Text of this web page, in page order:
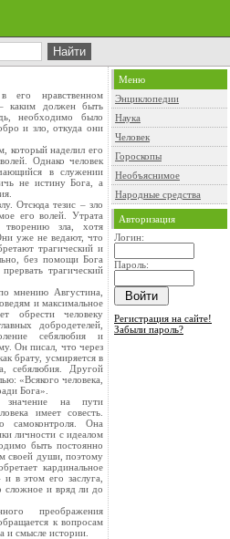
в его нравственном
каким должен быть
необходимо было
и зло, откуда они
который наделил его
Однако человек
в служении
не истину Бога, а
Отсюда тезис – зло
его волей. Утрата
зла, хотя
уже не ведают, что
трагический и
без помощи Бога
трагический
мнению Августина,
и максимальное
обрести человеку
добродетелей,
себялюбия и
Он писал, что через
брату, усмиряется в
себялюбия. Другой
«Всякого человека,
Бога».
на пути
имеет совесть.
самоконтроля. Она
личности с идеалом
быть постоянно
своей души, поэтому
кардинальное
в этом его заслуга,
сложное и вряд ли до
преображения
к вопросам
и смысле истории.
Меню
Энциклопедии
Наука
Человек
Гороскопы
Необъяснимое
Народные средства
Авторизация
Логин:
Пароль:
Регистрация на сайте!
Забыли пароль?